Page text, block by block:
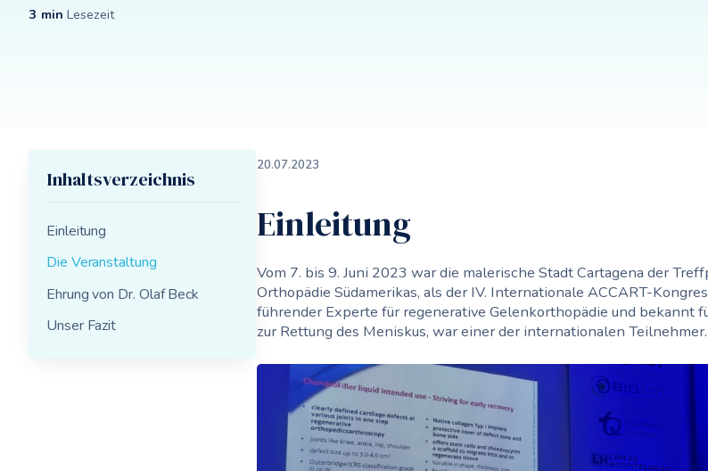
3 min Lesezeit
Inhaltsverzeichnis
Einleitung
Die Veranstaltung
Ehrung von Dr. Olaf Beck
Unser Fazit
20.07.2023
Einleitung
Vom 7. bis 9. Juni 2023 war die malerische Stadt Cartagena der
Orthopädie Südamerikas, als der IV. Internationale ACCART-
führender Experte für regenerative Gelenkorthopädie und bekannt
zur Rettung des Meniskus, war einer der internationalen Teilnehmer.